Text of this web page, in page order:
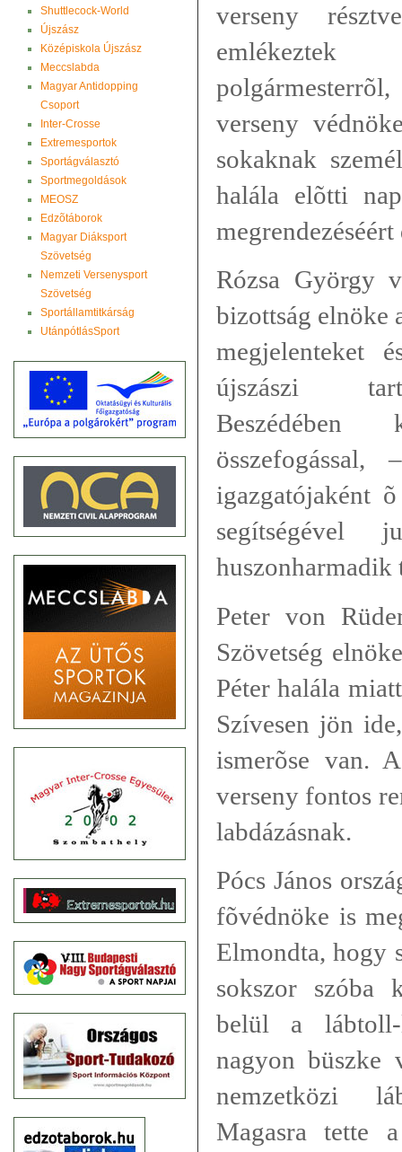
Shuttlecock-World
Újszász
Középiskola Újszász
Meccslabda
Magyar Antidopping
Csoport
Inter-Crosse
Extremesportok
Sportágválasztó
Sportmegoldások
MEOSZ
Edzõtáborok
Magyar Diáksport
Szövetség
Nemzeti Versenysport
Szövetség
Sportállamtitkárság
UtánpótlásSport
verseny
verseny
sokaknak
halála elõtti
Rózsa György
bizottság elnöke
megjelenteket
újszászi
igazgatójaként
Peter von
Szövetség
Péter halála
Szívesen jön
ismerõse van.
verseny fontos
labdázásnak.
Pócs János
fõvédnöke is
Elmondta, hogy
sokszor szóba
belül a lábtoll-
nagyon büszke
nemzetközi
Magasra tette